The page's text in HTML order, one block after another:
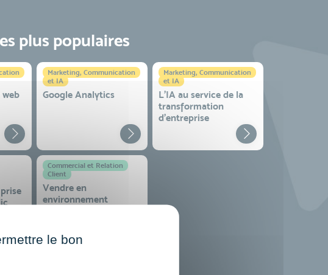
plus populaires
Marketing, Communication
et IA
Google Analytics
Marketing, Communication
et IA
L'IA au service de la
transformation
d'entreprise
Commercial et Relation
Client
Vendre en
environnement
le bon